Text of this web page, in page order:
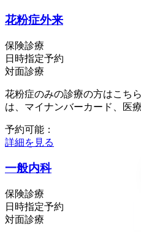
花粉症外来
保険診療
日時指定予約
対面診療
花粉症のみの診療の方はこち
は、マイナンバーカード、医
予約可能：
詳細を見る
一般内科
保険診療
日時指定予約
対面診療